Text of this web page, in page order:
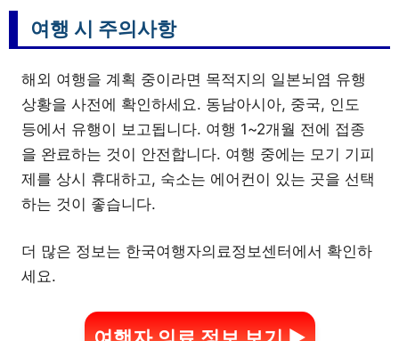
여행 시 주의사항
해외 여행을 계획 중이라면 목적지의 일본뇌염 유행
상황을 사전에 확인하세요. 동남아시아, 중국, 인도
등에서 유행이 보고됩니다. 여행 1~2개월 전에 접종
을 완료하는 것이 안전합니다. 여행 중에는 모기 기피
제를 상시 휴대하고, 숙소는 에어컨이 있는 곳을 선택
하는 것이 좋습니다.
더 많은 정보는 한국여행자의료정보센터에서 확인하
세요.